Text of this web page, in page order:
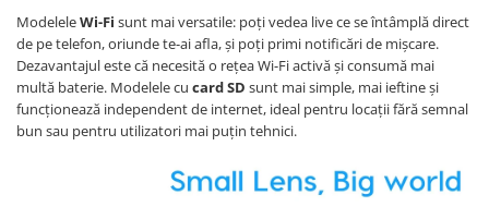
ModeleleWi-Fi sunt mai versatile: poți vedea live ce se întâmplă direct
de pe telefon, oriunde te-ai afla, și poți primi notificări de mișcare.
Dezavantajul este că necesită o rețea Wi-Fi activă și consumă mai
multă baterie. Modelele cu card SD sunt mai simple, mai ieftine și
funcționează independent de internet, ideal pentru locații fără semnal
bun sau pentru utilizatori mai puțin tehnici.